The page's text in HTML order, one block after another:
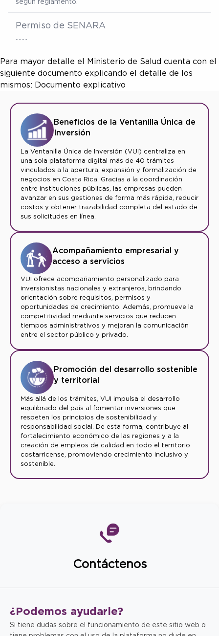
Permiso de SENARA
Para mayor detalle el Ministerio de Salud cuenta con el
siguiente documento explicando el detalle de los
mismos: Documento explicativo
Beneficios de la Ventanilla Única de
Inversión
La Ventanilla Única de Inversión (VUI) centraliza en
una sola plataforma digital más de 40 trámites
vinculados a la apertura, expansión y formalización de
negocios en Costa Rica. Gracias a la coordinación
entre instituciones públicas, las empresas pueden
avanzar en sus gestiones de forma más rápida, reducir
costos y obtener trazabilidad completa del estado de
sus solicitudes en línea.
Acompañamiento empresarial y
acceso a servicios
VUI ofrece acompañamiento personalizado para
inversionistas nacionales y extranjeros, brindando
orientación sobre requisitos, permisos y
oportunidades de crecimiento. Además, promueve la
competitividad mediante servicios que reducen
tiempos administrativos y mejoran la comunicación
entre el sector público y privado.
Promoción del desarrollo sostenible
y territorial
Más allá de los trámites, VUI impulsa el desarrollo
equilibrado del país al fomentar inversiones que
respeten los principios de sostenibilidad y
responsabilidad social. De esta forma, contribuye al
fortalecimiento económico de las regiones y a la
creación de empleos de calidad en todo el territorio
costarricense, promoviendo crecimiento inclusivo y
sostenible.
Contáctenos
¿Podemos ayudarle?
Si tiene dudas sobre el funcionamiento de este sitio web o